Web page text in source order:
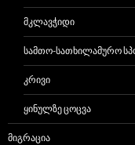
ᲛᲙᲚᲐᲕᲭᲘᲓᲘ
ᲡᲐᲛᲗᲝ-ᲡᲐᲗᲮᲘᲚᲐᲛᲣᲠᲝ
ᲙᲠᲘᲕᲘ
ᲧᲘᲜᲣᲚᲖᲔ ᲪᲝᲪᲕᲐ
ᲛᲘᲒᲠᲐᲪᲘᲐ